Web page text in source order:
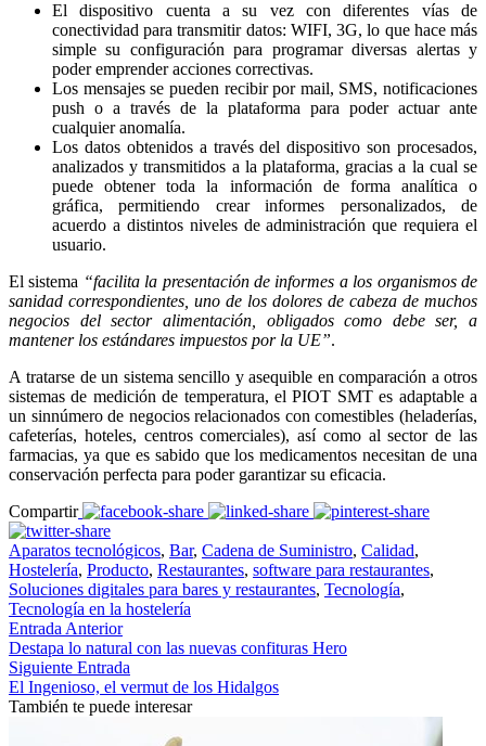
El dispositivo cuenta a su vez con diferentes vías de
conectividad para transmitir datos: WIFI, 3G, lo que hace más
simple su configuración para programar diversas alertas y
poder emprender acciones correctivas.
Los mensajes se pueden recibir por mail, SMS, notificaciones
push o a través de la plataforma para poder actuar ante
cualquier anomalía.
Los datos obtenidos a través del dispositivo son procesados,
analizados y transmitidos a la plataforma, gracias a la cual se
puede obtener toda la información de forma analítica o
gráfica, permitiendo crear informes personalizados, de
acuerdo a distintos niveles de administración que requiera el
usuario.
El sistema “facilita la presentación de informes a los organismos de
sanidad correspondientes, uno de los dolores de cabeza de muchos
negocios del sector alimentación, obligados como debe ser, a
mantener los estándares impuestos por la UE”.
A tratarse de un sistema sencillo y asequible en comparación a otros
sistemas de medición de temperatura, el PIOT SMT es adaptable a
un sinnúmero de negocios relacionados con comestibles (heladerías,
cafeterías, hoteles, centros comerciales), así como al sector de las
farmacias, ya que es sabido que los medicamentos necesitan de una
conservación perfecta para poder garantizar su eficacia.
Compartir
Aparatos tecnológicos, Bar, Cadena de Suministro, Calidad,
Hostelería, Producto, Restaurantes, software para restaurantes,
Soluciones digitales para bares y restaurantes, Tecnología,
Tecnología en la hostelería
Entrada Anterior
Destapa lo natural con las nuevas confituras Hero
Siguiente Entrada
El Ingenioso, el vermut de los Hidalgos
También te puede interesar